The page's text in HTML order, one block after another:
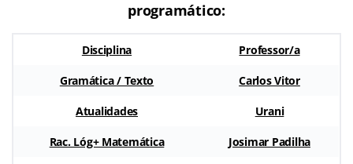
programático:
Disciplina Professor/a
Gramática / Texto Carlos Vitor
Atualidades Urani
Rac. Lóg+ Matemática Josimar Padilha